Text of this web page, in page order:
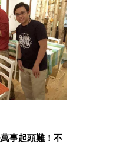
事起頭難！不